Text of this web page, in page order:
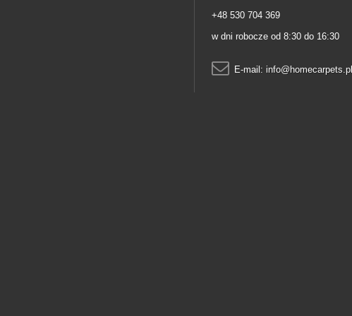
+48 530 704 369
w dni robocze od 8:30 do 16:30
E-mail: info@homecarpets.pl